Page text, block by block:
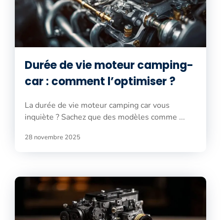
Durée de vie moteur camping-
car : comment l’optimiser ?
La durée de vie moteur camping car vous
inquiète ? Sachez que des modèles comme ...
28 novembre 2025